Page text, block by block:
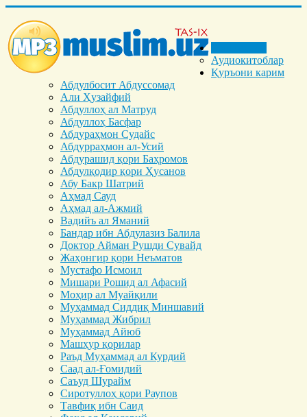
Аудиокитоблар
Қуръони карим
Абдулбосит Абдуссомад
Али Ҳузайфий
Абдуллоҳ ал Матруд
Абдуллоҳ Басфар
Абдураҳмон Судайс
Абдурраҳмон ал-Усий
Абдурашид қори Баҳромов
Абдулқодир қори Ҳусанов
Абу Бакр Шатрий
Аҳмад Сауд
Аҳмад ал-Ажмий
Вадийъ ал Яманий
Бандар ибн Абдулазиз Балила
Доктор Айман Рушди Сувайд
Жаҳонгир қори Неъматов
Мустафо Исмоил
Мишари Рошид ал Афасий
Моҳир ал Муайқили
Муҳаммад Cиддиқ Миншавий
Муҳаммад Жибрил
Муҳаммад Айюб
Машҳур қорилар
Раъд Муҳаммад ал Курдий
Саад ал-Ғомидий
Саъуд Шурайм
Сиротуллоҳ қори Раупов
Тавфиқ ибн Саид